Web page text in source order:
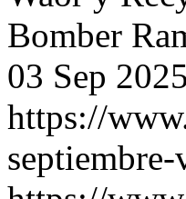
Bomber
03 Sep
https://